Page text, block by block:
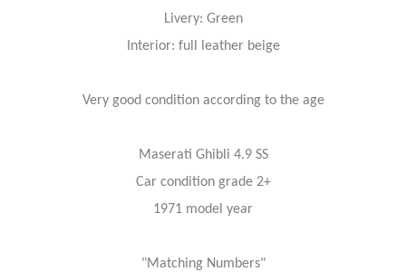
Livery: Green
Interior: full leather beige
Very good condition according to the age
Maserati Ghibli 4.9 SS
Car condition grade 2+
1971 model year
"Matching Numbers"